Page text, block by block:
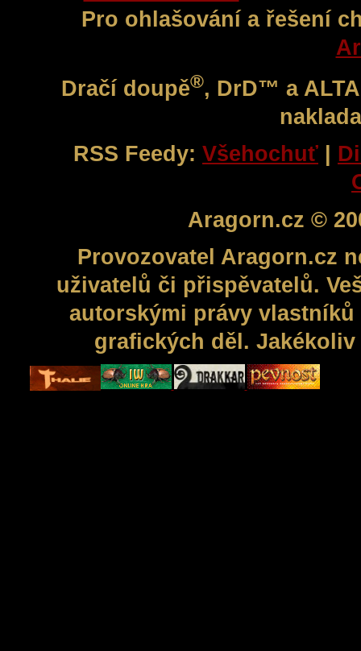
Pro ohlašování a řešení
Dračí doupě®, DrD™ a
RSS Feedy: Všehochuť
Aragorn.cz ©
Provozovatel Aragorn.cz
uživatelů či přispěvatelů.
autorskými právy
grafických děl.